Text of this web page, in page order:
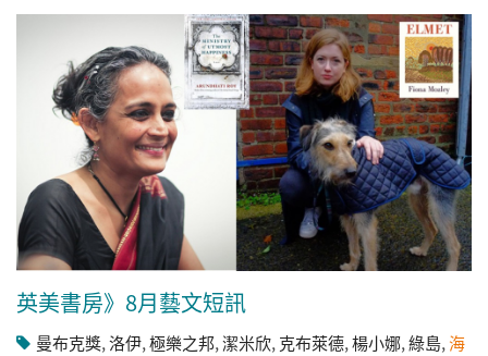
英美書房》8月藝文短訊
曼布克獎,洛伊,極樂之邦,潔米欣,克布萊德,楊小娜,綠島,海